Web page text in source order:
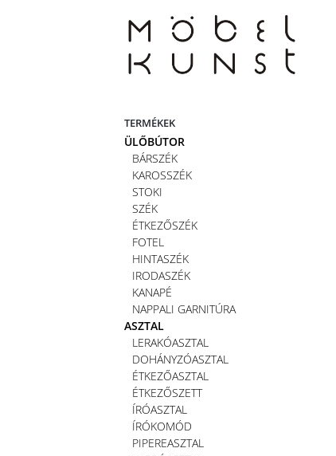
TERMÉKEK
ÜLŐBÚTOR
BÁRSZÉK
KAROSSZÉK
STOKI
SZÉK
ÉTKEZŐSZÉK
FOTEL
HINTASZÉK
IRODASZÉK
KANAPÉ
NAPPALI GARNITÚRA
ASZTAL
LERAKÓASZTAL
DOHÁNYZÓASZTAL
ÉTKEZŐASZTAL
ÉTKEZŐSZETT
ÍRÓASZTAL
ÍRÓKOMÓD
PIPEREASZTAL